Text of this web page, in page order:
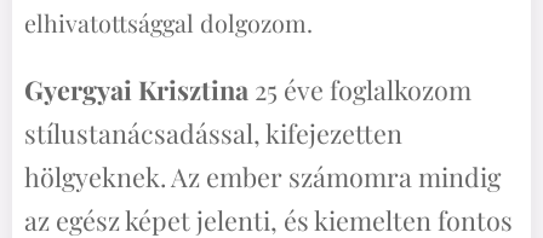
elhivatottsággal dolgozom.
Gyergyai Krisztina 25 éve foglalkozom
stílustanácsadással, kifejezetten
hölgyeknek. Az ember számomra mindig
az egész képet jelenti, és kiemelten fontos